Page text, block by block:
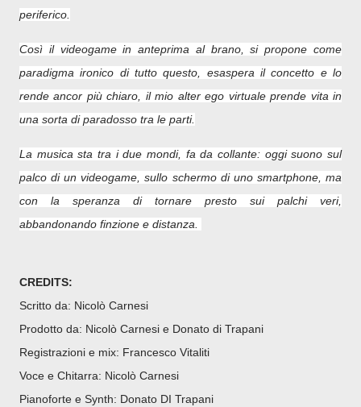
periferico.
Così il videogame in anteprima al brano, si propone come
paradigma ironico di tutto questo, esaspera il concetto e lo
rende ancor più chiaro, il mio alter ego virtuale prende vita in
una sorta di paradosso tra le parti.
La musica sta tra i due mondi, fa da collante: oggi suono sul
palco di un videogame, sullo schermo di uno smartphone, ma
con la speranza di tornare presto sui palchi veri,
abbandonando finzione e distanza.
CREDITS:
Scritto da: Nicolò Carnesi
Prodotto da: Nicolò Carnesi e Donato di Trapani
Registrazioni e mix: Francesco Vitaliti
Voce e Chitarra: Nicolò Carnesi
Pianoforte e Synth: Donato DI Trapani